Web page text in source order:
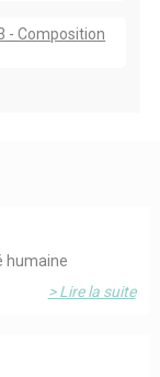
- Composition
humaine
> Lire la suite